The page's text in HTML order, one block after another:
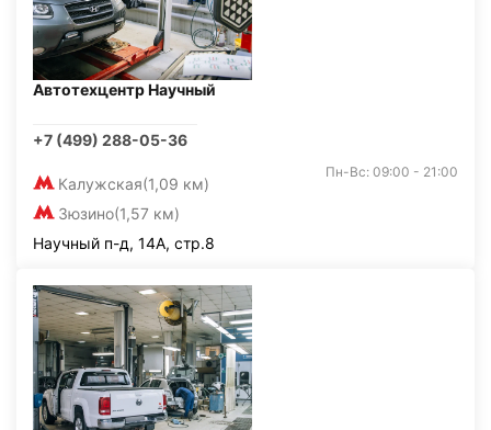
Автотехцентр Научный
+7 (499) 288-05-36
Калужская(1,09 км)
Зюзино(1,57 км)
Пн-Вс: 09:00 - 21:00
Научный п-д, 14А, стр.8